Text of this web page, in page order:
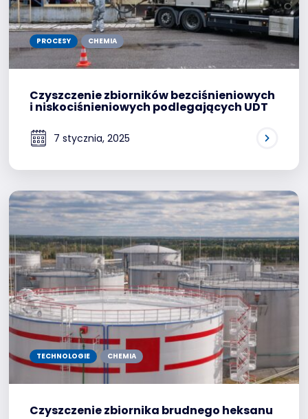
PROCESY CHEMIA
Czyszczenie zbiorników bezciśnieniowych
i niskociśnieniowych podlegających UDT
7 stycznia, 2025
TECHNOLOGIE CHEMIA
Czyszczenie zbiornika brudnego heksanu